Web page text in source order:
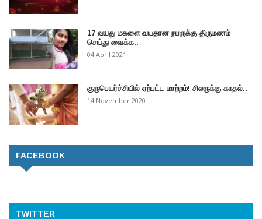
17 வயது மகளை வயதான நபருக்கு திருமணம்
செய்து வைக்க..
04 April 2021
குருபெயர்ச்சியில் ஏற்பட்ட மாற்றம்! சிலருக்கு காதல்..
14 November 2020
FACEBOOK
TWITTER